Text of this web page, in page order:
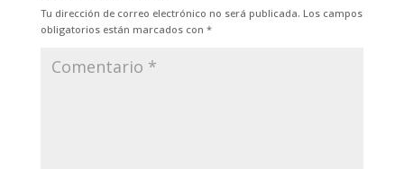
Tu dirección de correo electrónico no será publicada. Los campos
obligatorios están marcados con *